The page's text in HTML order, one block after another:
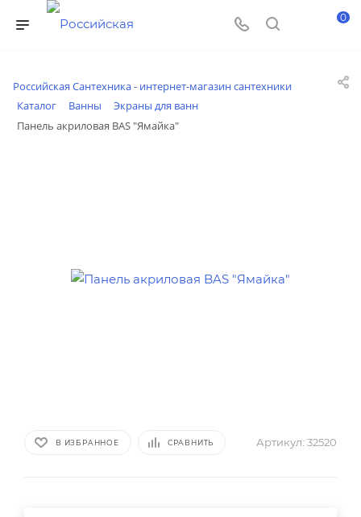
0
Российская Сантехника - интернет-магазин сантехники
Каталог
Ванны
Экраны для ванн
Панель акриловая BAS "Ямайка"
В ИЗБРАННОЕ СРАВНИТЬ Артикул: 32520